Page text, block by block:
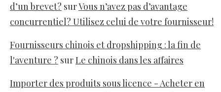
d’un brevet? surVous n’avez pas d’avantage
concurrentiel? Utilisez celui de votre fournisseur!
Fournisseurs chinois et dropshipping : la fin de
l'aventure ? surLe chinois dans les affaires
Importer des produits sous licence - Acheter en